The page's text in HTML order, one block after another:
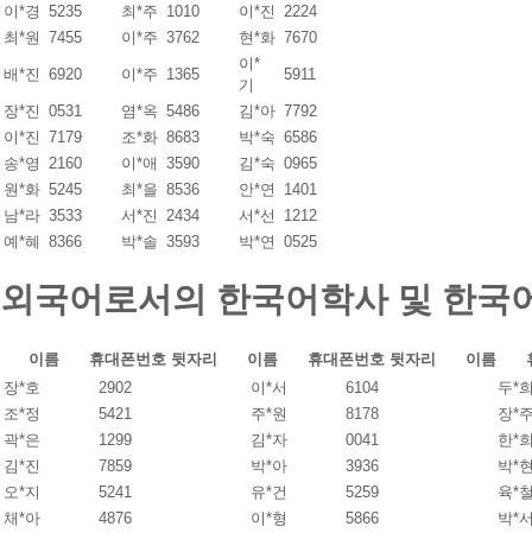
이*경 5235 최*주 1010 이*진
2224
최*원 7455 이*주 3762 현*화 7670
배*진 6920 이*주 1365
이*
기
5911
장*진 0531 염*옥 5486 김*아 7792
이*진 7179 조*화 8683 박*숙 6586
송*영
2160 이*애 3590 김*숙 0965
원*화 5245 최*을 8536 안*연
1401
남*라 3533 서*진 2434 서*선
1212
예*혜 8366 박*솔 3593 박*연 0525
외국어로서의 한국어학사 및 한국
이름 휴대폰번호 뒷자리 이름 휴대폰번호 뒷자리 이름
장*호
2902 이*서 6104
두*
조*정
5421 주*원 8178
장*
곽*은
1299 김*자 0041
한*
김*진
7859 박*아 3936
박*
오*지
5241 유*건 5259
육*
채*아
4876 이*형 5866
박*